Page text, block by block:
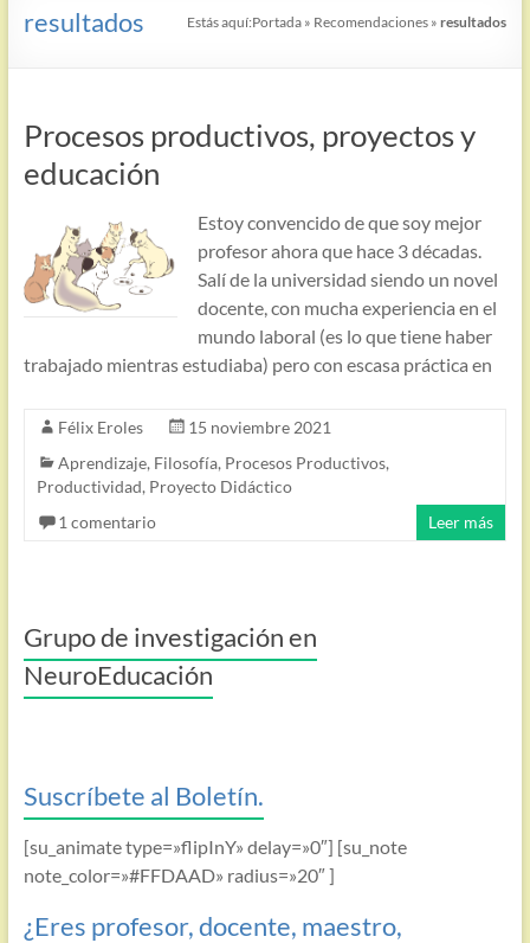
resultados Estás aquí:Portada » Recomendaciones »resultados
Procesos productivos, proyectos y
educación
Estoy convencido de que soy mejor
profesor ahora que hace 3 décadas.
Salí de la universidad siendo un novel
docente, con mucha experiencia en el
mundo laboral (es lo que tiene haber
trabajado mientras estudiaba) pero con escasa práctica en
Félix Eroles
15 noviembre 2021
Aprendizaje, Filosofía, Procesos Productivos,
Productividad, Proyecto Didáctico
1 comentario
Leer más
Grupo de investigación en
NeuroEducación
Suscríbete al Boletín.
[su_animate type=»flipInY» delay=»0″] [su_note
note_color=»#FFDAAD» radius=»20″ ]
¿Eres profesor, docente, maestro,